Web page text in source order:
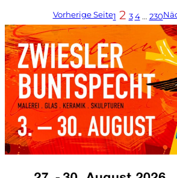
Vorherige Seite1 2 3 4 … 230